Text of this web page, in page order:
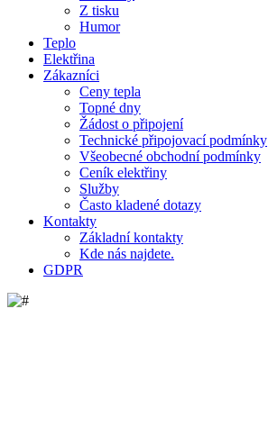
Z tisku
Humor
Teplo
Elektřina
Zákazníci
Ceny tepla
Topné dny
Žádost o připojení
Technické připojovací podmínky
Všeobecné obchodní podmínky
Ceník elektřiny
Služby
Často kladené dotazy
Kontakty
Základní kontakty
Kde nás najdete.
GDPR